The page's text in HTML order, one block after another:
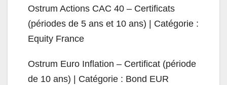
Ostrum Actions CAC 40 – Certificats
(périodes de 5 ans et 10 ans) | Catégorie :
Equity France
Ostrum Euro Inflation – Certificat (période
de 10 ans) | Catégorie : Bond EUR